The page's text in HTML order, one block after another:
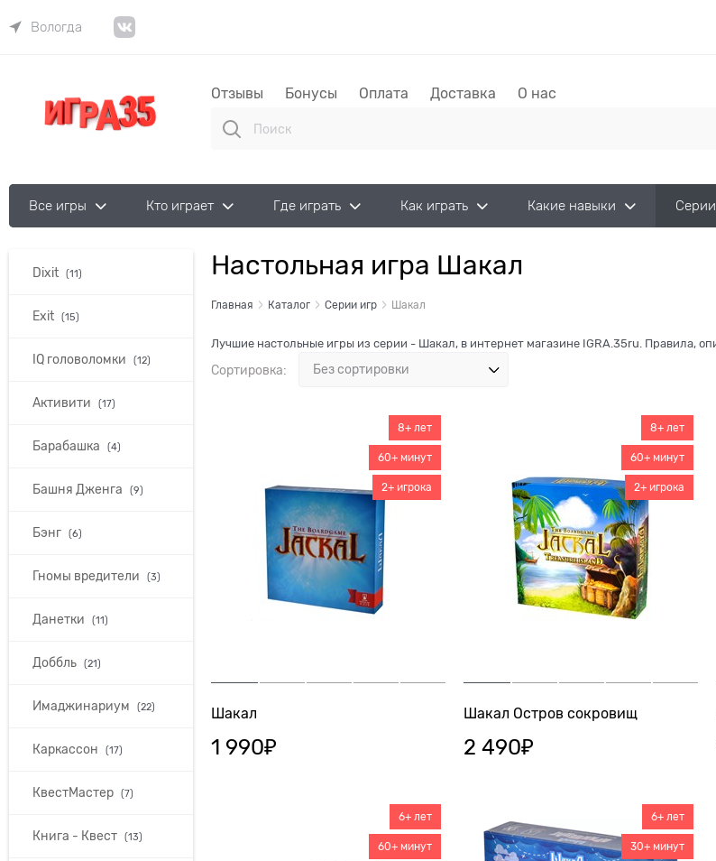
Вологда
Отзывы Бонусы Оплата Доставка
О нас
Все игры Кто играет Где играть Как играть Какие навыки
Dixit (11)
Exit (15)
IQ головоломки (12)
Активити (17)
Барабашка (4)
Башня Дженга (9)
Бэнг (6)
Гномы вредители (3)
Данетки (11)
Доббль (21)
Имаджинариум (22)
Каркассон (17)
КвестМастер (7)
Книга - Квест (13)
Настольная игра Шакал
Главная Каталог Серии игр Шакал
Лучшие настольные игры из серии - Шакал, в интернет магазине IGRA.35ru. Правила,
Сортировка:
Шакал
8+ лет
60+ минут
2+ игрока
1 990₽
Шакал Остров сокровищ
8+ лет
60+ минут
2+ игрока
2 490₽
6+ лет
60+ минут
6+ лет
30+ минут